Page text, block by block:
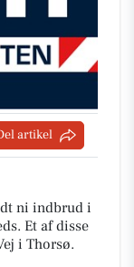
artikel
ni indbrud i
Et af disse
i Thorsø.